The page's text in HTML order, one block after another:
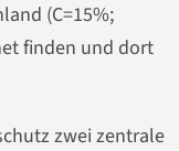
(C=15%;
finden und dort
zwei zentrale